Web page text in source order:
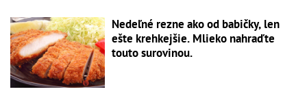
Nedeľné rezne ako od babičky, len
ešte krehkejšie. Mlieko nahraďte
touto surovinou.